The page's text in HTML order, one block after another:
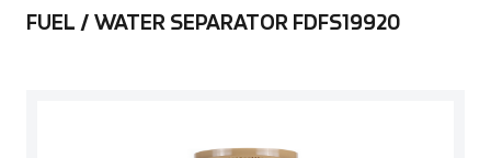
FUEL / WATER SEPARATOR FDFS19920